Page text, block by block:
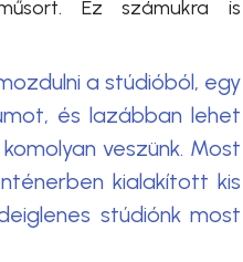
Ez számukra is
a stúdióból, egy
és lazábban lehet
veszünk. Most
kialakított kis
stúdiónk most